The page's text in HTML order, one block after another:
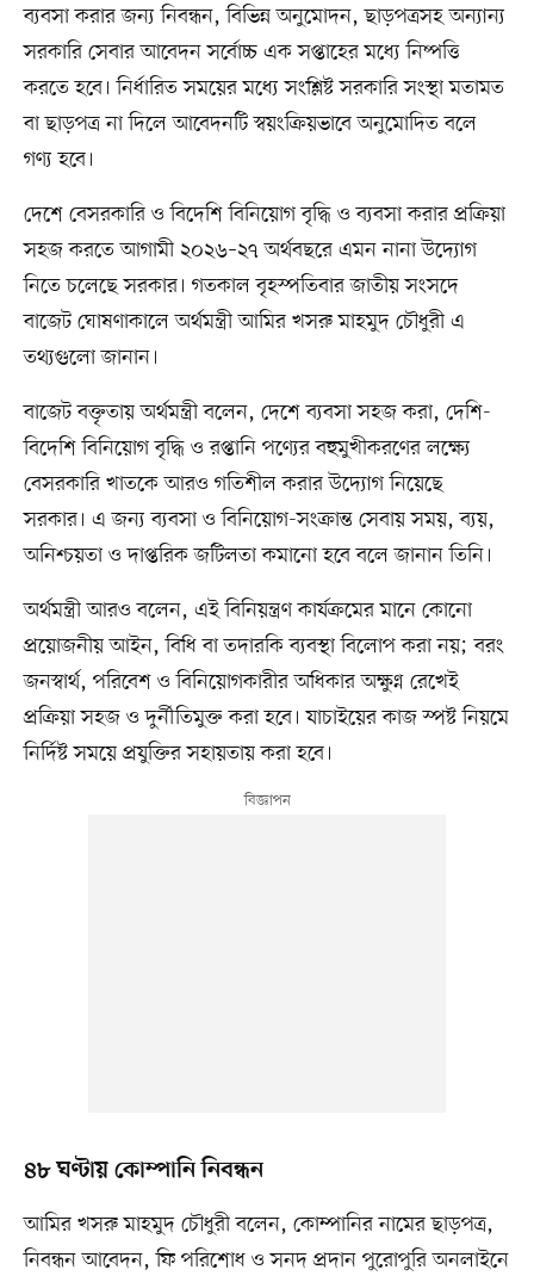
ব্যবসা করার জন্য নিবন্ধন, বিভিন্ন অনুমোদন, ছাড়পত্রসহ অন্যান্য
সরকারি সেবার আবেদন সর্বোচ্চ এক সপ্তাহের মধ্যে নিষ্পত্তি
করতে হবে। নির্ধারিত সময়ের মধ্যে সংশ্লিষ্ট সরকারি সংস্থা মতামত
বা ছাড়পত্র না দিলে আবেদনটি স্বয়ংক্রিয়ভাবে অনুমোদিত বলে
গণ্য হবে।
দেশে বেসরকারি ও বিদেশি বিনিয়োগ বৃদ্ধি ও ব্যবসা করার প্রক্রিয়া
সহজ করতে আগামী ২০২৬–২৭ অর্থবছরে এমন নানা উদ্যোগ
নিতে চলেছে সরকার। গতকাল বৃহস্পতিবার জাতীয় সংসদে
বাজেট ঘোষণাকালে অর্থমন্ত্রী আমির খসরু মাহমুদ চৌধুরী এ
তথ্যগুলো জানান।
বাজেট বক্তৃতায় অর্থমন্ত্রী বলেন, দেশে ব্যবসা সহজ করা, দেশি-
বিদেশি বিনিয়োগ বৃদ্ধি ও রপ্তানি পণ্যের বহুমুখীকরণের লক্ষ্যে
বেসরকারি খাতকে আরও গতিশীল করার উদ্যোগ নিয়েছে
সরকার। এ জন্য ব্যবসা ও বিনিয়োগ-সংক্রান্ত সেবায় সময়, ব্যয়,
অনিশ্চয়তা ও দাপ্তরিক জটিলতা কমানো হবে বলে জানান তিনি।
অর্থমন্ত্রী আরও বলেন, এই বিনিয়ন্ত্রণ কার্যক্রমের মানে কোনো
প্রয়োজনীয় আইন, বিধি বা তদারকি ব্যবস্থা বিলোপ করা নয়; বরং
জনস্বার্থ, পরিবেশ ও বিনিয়োগকারীর অধিকার অক্ষুণ্ন রেখেই
প্রক্রিয়া সহজ ও দুর্নীতিমুক্ত করা হবে। যাচাইয়ের কাজ স্পষ্ট নিয়মে
নির্দিষ্ট সময়ে প্রযুক্তির সহায়তায় করা হবে।
৪৮ ঘণ্টায় কোম্পানি নিবন্ধন
আমির খসরু মাহমুদ চৌধুরী বলেন, কোম্পানির নামের ছাড়পত্র,
নিবন্ধন আবেদন, ফি পরিশোধ ও সনদ প্রদান পুরোপুরি অনলাইনে